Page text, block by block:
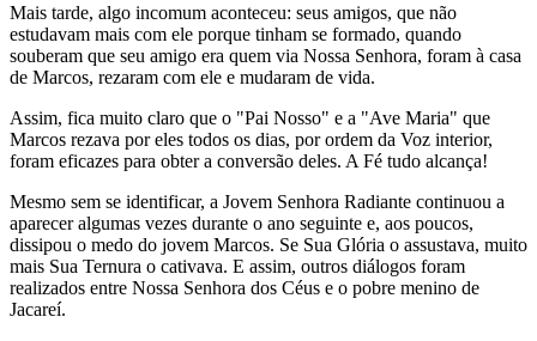
Mais tarde, algo incomum aconteceu: seus amigos, que não
estudavam mais com ele porque tinham se formado, quando
souberam que seu amigo era quem via Nossa Senhora, foram à casa
de Marcos, rezaram com ele e mudaram de vida.
Assim, fica muito claro que o "Pai Nosso" e a "Ave Maria" que
Marcos rezava por eles todos os dias, por ordem da Voz interior,
foram eficazes para obter a conversão deles. A Fé tudo alcança!
Mesmo sem se identificar, a Jovem Senhora Radiante continuou a
aparecer algumas vezes durante o ano seguinte e, aos poucos,
dissipou o medo do jovem Marcos. Se Sua Glória o assustava, muito
mais Sua Ternura o cativava. E assim, outros diálogos foram
realizados entre Nossa Senhora dos Céus e o pobre menino de
Jacareí.